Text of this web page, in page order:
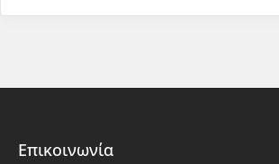
Επικοινωνία